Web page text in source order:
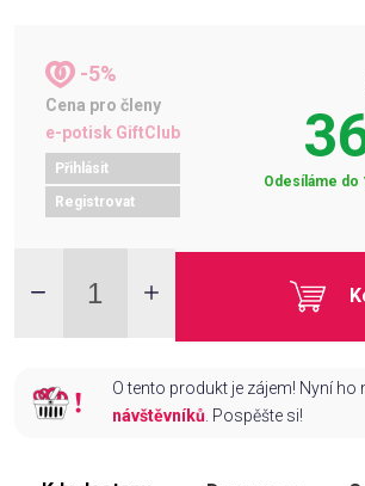
-5%
Cena pro členy
e-potisk GiftClub
Přihlásit
Registrovat
Odesíláme do
O tento produkt je zájem! Nyní ho
návštěvníků. Pospěšte si!